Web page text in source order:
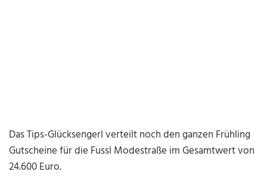
Das Tips-Glücksengerl verteilt noch den ganzen Frühling
Gutscheine für die Fussl Modestraße im Gesamtwert von
24.600 Euro.